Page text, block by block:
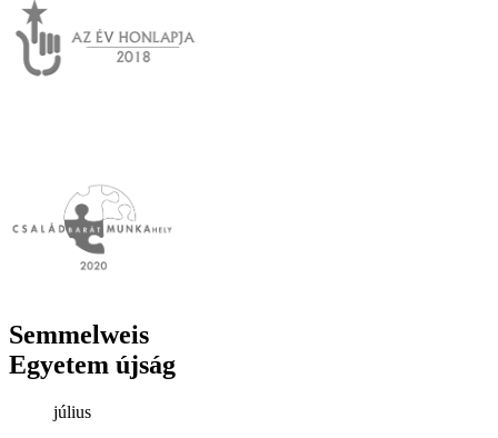
Semmelweis
Egyetem újság
július